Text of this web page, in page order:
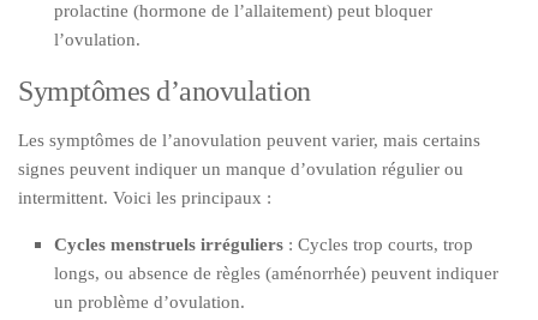
prolactine (hormone de l’allaitement) peut bloquer
l’ovulation.
Symptômes d’anovulation
Les symptômes de l’anovulation peuvent varier, mais certains
signes peuvent indiquer un manque d’ovulation régulier ou
intermittent. Voici les principaux :
Cycles menstruels irréguliers : Cycles trop courts, trop
longs, ou absence de règles (aménorrhée) peuvent indiquer
un problème d’ovulation.